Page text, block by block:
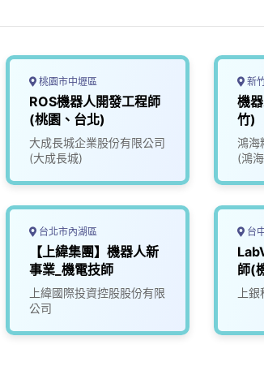
桃園市中壢區
ROS機器人開發工程師
(桃園、台北)
大成長城企業股份有限公司
(大成長城)
台北市內湖區
【上緯集團】機器人新
事業_機電技師
上緯國際投資控股股份有限
公司
新
機
竹)
鴻海
(鴻
台
師(
上